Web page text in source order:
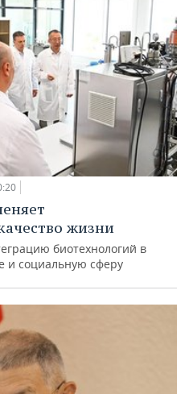
жизни
биотехнологий в
и социальную сферу